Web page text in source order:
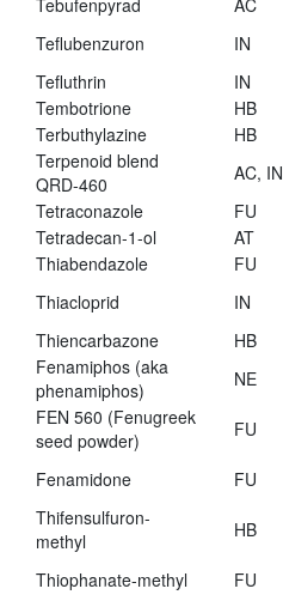
Tebufenpyrad
AC
Teflubenzuron
IN
Tefluthrin
IN
Tembotrione
HB
Terbuthylazine
HB
Terpenoid blend
QRD-460
AC, IN
Tetraconazole
FU
Tetradecan-1-ol
AT
Thiabendazole
FU
Thiacloprid
IN
Thiencarbazone
HB
Fenamiphos (aka
phenamiphos)
NE
FEN 560 (Fenugreek
seed powder)
FU
Fenamidone FU
Thifensulfuron-
methyl
HB
Thiophanate-methyl FU